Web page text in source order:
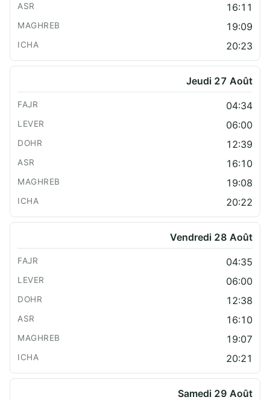
16:11
19:09
20:23
Jeudi 27 Août
04:34
06:00
12:39
16:10
19:08
20:22
Vendredi 28 Août
04:35
06:00
12:38
16:10
19:07
20:21
Samedi 29 Août